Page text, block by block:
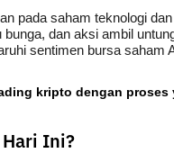
pada saham teknologi
dan aksi ambil
sentimen bursa saham
kripto dengan
Hari Ini?